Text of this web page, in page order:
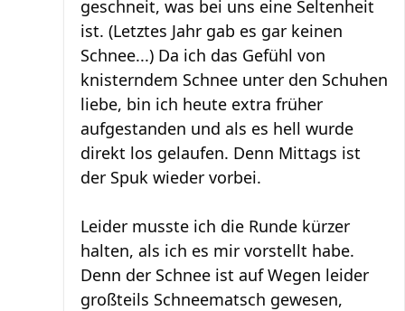
geschneit, was bei uns eine Seltenheit
ist. (Letztes Jahr gab es gar keinen
Schnee...) Da ich das Gefühl von
knisterndem Schnee unter den Schuhen
liebe, bin ich heute extra früher
aufgestanden und als es hell wurde
direkt los gelaufen. Denn Mittags ist
der Spuk wieder vorbei.
Leider musste ich die Runde kürzer
halten, als ich es mir vorstellt habe.
Denn der Schnee ist auf Wegen leider
großteils Schneematsch gewesen,